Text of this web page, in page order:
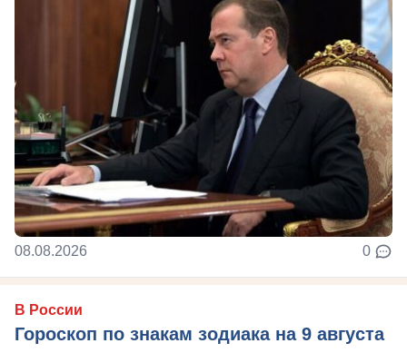
08.08.2026 0
В России
Гороскоп по знакам зодиака на 9 августа